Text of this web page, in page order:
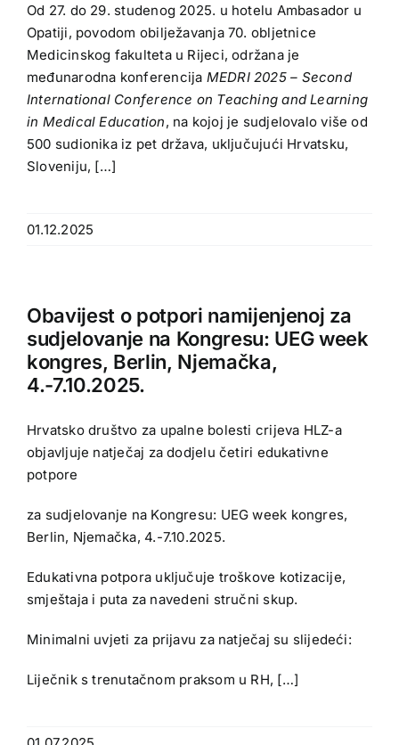
Od 27. do 29. studenog 2025. u hotelu Ambasador u
Opatiji, povodom obilježavanja 70. obljetnice
Medicinskog fakulteta u Rijeci, održana je
međunarodna konferencija MEDRI 2025 – Second
International Conference on Teaching and Learning
in Medical Education, na kojoj je sudjelovalo više od
500 sudionika iz pet država, uključujući Hrvatsku,
Sloveniju, […]
01.12.2025
Obavijest o potpori namijenjenoj za
sudjelovanje na Kongresu: UEG week
kongres, Berlin, Njemačka,
4.-7.10.2025.
Hrvatsko društvo za upalne bolesti crijeva HLZ-a
objavljuje natječaj za dodjelu četiri edukativne
potpore
za sudjelovanje na Kongresu: UEG week kongres,
Berlin, Njemačka, 4.-7.10.2025.
Edukativna potpora uključuje troškove kotizacije,
smještaja i puta za navedeni stručni skup.
Minimalni uvjeti za prijavu za natječaj su slijedeći:
Liječnik s trenutačnom praksom u RH, […]